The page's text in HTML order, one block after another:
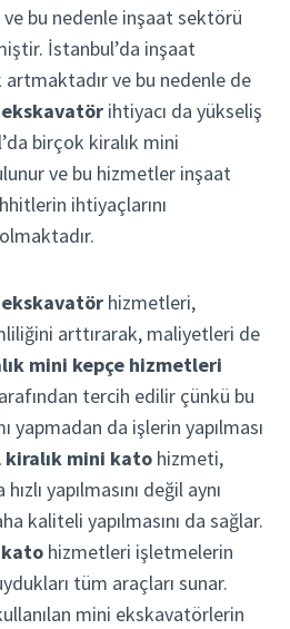
bu nedenle inşaat sektörü
İstanbul’da inşaat
ve bu nedenle de
ihtiyacı da yükseliş
birçok kiralık mini
ve bu hizmetler inşaat
ihtiyaçlarını
hizmetleri,
arttırarak, maliyetleri de
mini kepçe hizmetleri
tercih edilir çünkü bu
yapmadan da işlerin yapılması
kiralık mini kato hizmeti,
yapılmasını değil aynı
kaliteli yapılmasını da sağlar.
hizmetleri işletmelerin
tüm araçları sunar.
mini ekskavatörlerin